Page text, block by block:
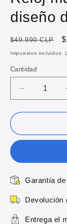
diseño
Precio
habitual
$49.990 CLP
Impuestos incluidos.
Cantidad
Reducir
cantidad
para
mujer
y
de
lujo
Garantía
Devolución
Entrega el